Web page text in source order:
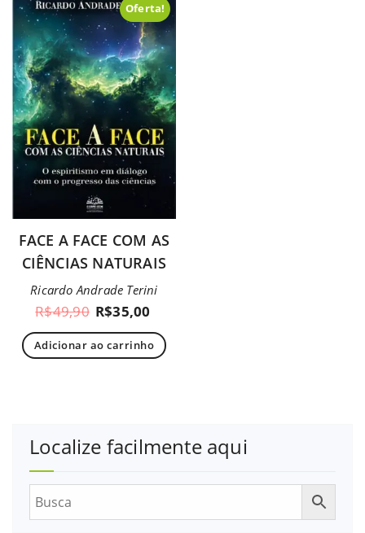
Oferta!
FACE A FACE COM AS
CIÊNCIAS NATURAIS
Ricardo Andrade Terini
R$49,90 R$35,00
Adicionar ao carrinho
Localize facilmente aqui